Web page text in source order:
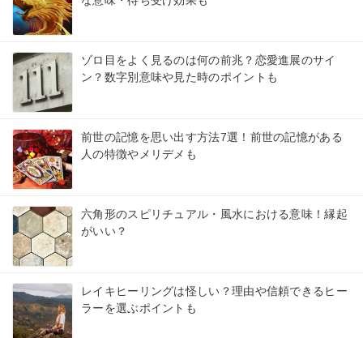
ゾロ目をよく見るのは何の前兆？恋愛進展のサイ
ン？数字別意味や見た時のポイントも
前世の記憶を思い出す方法7選！前世の記憶がある
人の特徴やメリデメも
六角形のスピリチュアル・風水における意味！縁起
がいい？
レイキヒーリングは怪しい？理由や信頼できるヒー
ラーを選ぶポイントも